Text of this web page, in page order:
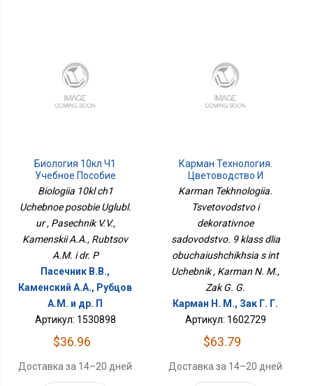
Биология 10кл Ч1
Учебное Пособие
Углубл. Ур
Biologiia 10kl ch1
Uchebnoe posobie Uglubl.
ur , Pasechnik V.V.,
Kamenskii A.A., Rubtsov
A.M. i dr. P
Пасечник В.В.,
Каменский А.А., Рубцов
A.M. и др. П
Артикул: 1530898
$36.96
Доставка за 14–20 дней
Карман Технология.
Цветоводство И
Декоративное
Садоводство. 9 Класс
Для Обучающихся С Инт
Учебник
Karman Tekhnologiia.
Tsvetovodstvo i
dekorativnoe
sadovodstvo. 9 klass dlia
obuchaiushchikhsia s int
Uchebnik , Karman N. M.,
Zak G. G.
Карман Н. М., Зак Г. Г.
Артикул: 1602729
$63.79
Доставка за 14–20 дней